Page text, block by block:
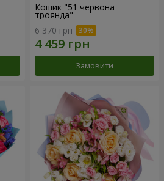
Кошик "51 червона
троянда"
6 370 грн
Замовити